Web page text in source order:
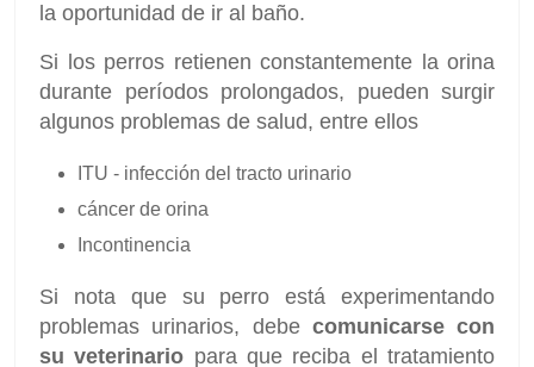
la oportunidad de ir al baño.
Si los perros retienen constantemente la orina
durante períodos prolongados, pueden surgir
algunos problemas de salud, entre ellos
ITU - infección del tracto urinario
cáncer de orina
Incontinencia
Si nota que su perro está experimentando
problemas urinarios, debe comunicarse con
su veterinario para que reciba el tratamiento